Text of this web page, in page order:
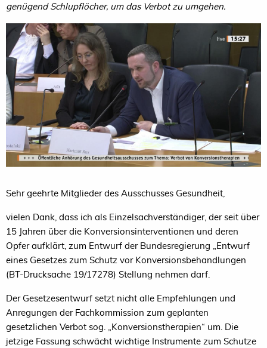
genügend Schlupflöcher, um das Verbot zu umgehen.
Sehr geehrte Mitglieder des Ausschusses Gesundheit,
vielen Dank, dass ich als Einzelsachverständiger, der seit über
15 Jahren über die Konversionsinterventionen und deren
Opfer aufklärt, zum Entwurf der Bundesregierung „Entwurf
eines Gesetzes zum Schutz vor Konversionsbehandlungen
(BT-Drucksache 19/17278) Stellung nehmen darf.
Der Gesetzesentwurf setzt nicht alle Empfehlungen und
Anregungen der Fachkommission zum geplanten
gesetzlichen Verbot sog. „Konversionstherapien“ um. Die
jetzige Fassung schwächt wichtige Instrumente zum Schutze